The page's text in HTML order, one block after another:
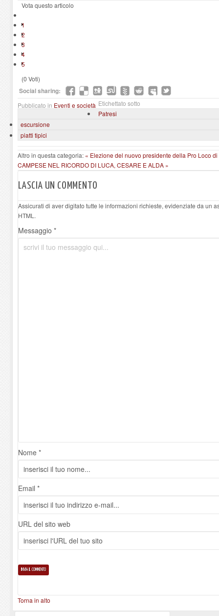
Vota questo articolo
1
2
3
4
5
(0 Voti)
Social sharing:
Pubblicato in Eventi e società Etichettato sotto
Patresi
escursione
piatti tipici
Altro in questa categoria: « Elezione del nuovo presidente della Pro Loco
CAMPESE NEL RICORDO DI LUCA, CESARE E ALDA »
LASCIA UN COMMENTO
Assicurati di aver digitato tutte le informazioni richieste, evidenziate da un
HTML.
Messaggio *
Nome *
Email *
URL del sito web
Torna in alto